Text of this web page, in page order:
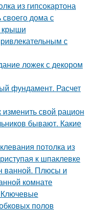
из гипсокартона
своего дома с
крыши
с
ложек с декором
фундамент. Расчет
свой рацион
бывают. Какие
потолка из
к шпаклевке
ванной. Плюсы и
комнате
полов